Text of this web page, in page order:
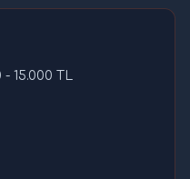
15.000 TL